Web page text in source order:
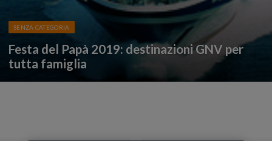
SENZA CATEGORIA
Festa del Papà 2019: destinazioni GNV per
tutta famiglia